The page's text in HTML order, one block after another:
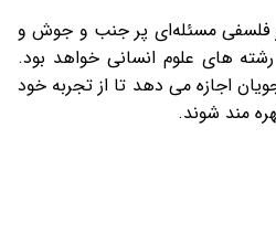
فلسفی مسئله‌ای پر جنب و جوش و
رشته های علوم انسانی خواهد بود.
اجازه می دهد تا از تجربه خود
مند شوند.